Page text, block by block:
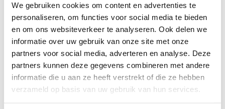
We gebruiken cookies om content en advertenties te
personaliseren, om functies voor social media te bieden
en om ons websiteverkeer te analyseren. Ook delen we
informatie over uw gebruik van onze site met onze
partners voor social media, adverteren en analyse. Deze
partners kunnen deze gegevens combineren met andere
informatie die u aan ze heeft verstrekt of die ze hebben
verzameld op basis van uw gebruik van hun services.
BETON BESTELLEN IN BERKHOUT
Ben je op zoek naar een leverancier bij jou in de buurt die
goedkoop beton kan storten in Berkhout? Dan ben je bij
ons aan het juiste adres. Wij bezorgen kant-en-klaar